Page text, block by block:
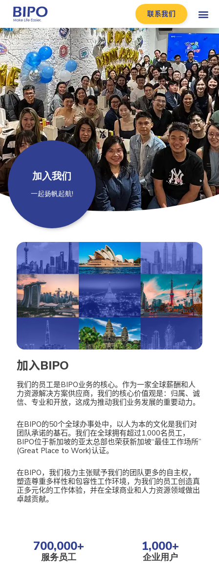
联系我们
加入我们
一起扬帆起航!
加入BIPO
我们的员工是BIPO业务的核心。作为一家全球薪酬和人
力资源解决方案供应商，我们的核心价值观是：归属、诚
信、专业和开放，这成为推动我们业务发展的重要动力。
在BIPO的50个全球办事处中，以人为本的文化是我们对
团队承诺的基石。我们在全球拥有超过1,000名员工，
BIPO位于新加坡的亚太总部也荣获新加坡“最佳工作场所”
(Great Place to Work)认证。
在BIPO，我们极力主张赋予我们的团队更多的自主权，
塑造尊重多样性和包容性工作环境，为我们的员工创造真
正多元化的工作体验，并在全球商业和人力资源领域做出
卓越贡献。
700,000+
服务员工
1,000+
企业用户